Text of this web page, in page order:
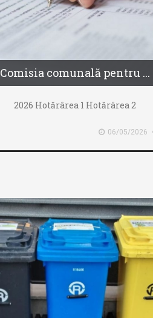
Comisia comunală pentru ...
2026 Hotărârea 1 Hotărârea 2
06/05/2026